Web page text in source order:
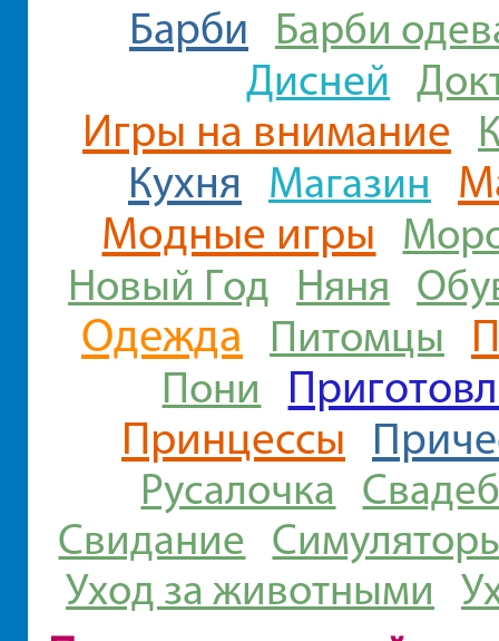
Барби Барби
Дисней
Игры на внимание
Кухня Магазин
Модные игры
Новый Год Няня
Одежда Питомцы
Пони
Принцессы
Русалочка
Свидание
Уход за животными